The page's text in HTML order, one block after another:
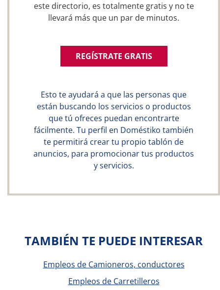
este directorio, es totalmente gratis y no te
llevará más que un par de minutos.
REGÍSTRATE GRATIS
Esto te ayudará a que las personas que
están buscando los servicios o productos
que tú ofreces puedan encontrarte
fácilmente. Tu perfil en Doméstiko también
te permitirá crear tu propio tablón de
anuncios, para promocionar tus productos
y servicios.
TAMBIÉN TE PUEDE INTERESAR
Empleos de Camioneros, conductores
Empleos de Carretilleros